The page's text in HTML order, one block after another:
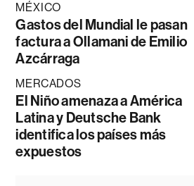
MÉXICO
Gastos del Mundial le pasan
factura a Ollamani de Emilio
Azcárraga
MERCADOS
El Niño amenaza a América
Latina y Deutsche Bank
identifica los países más
expuestos